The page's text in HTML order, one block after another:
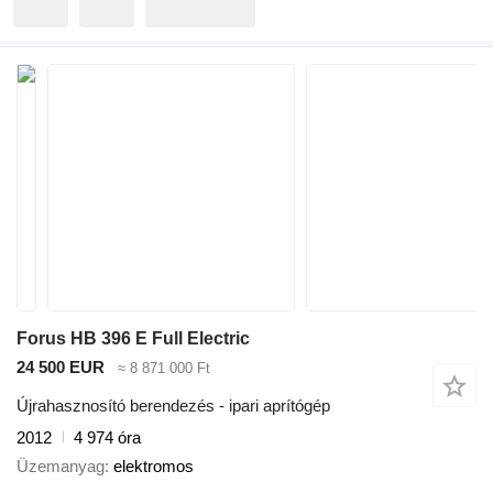
Forus HB 396 E Full Electric
24 500 EUR
≈ 8 871 000 Ft
Újrahasznosító berendezés - ipari aprítógép
2012
4 974 óra
Üzemanyag elektromos